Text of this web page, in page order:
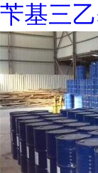
苄基三